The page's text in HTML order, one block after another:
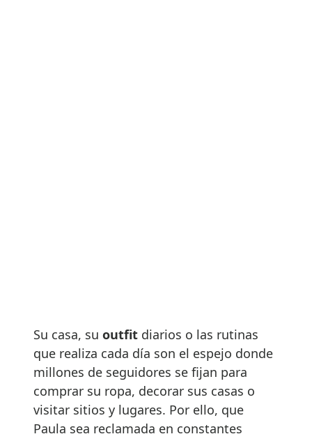
Su casa, su outfit diarios o las rutinas
que realiza cada día son el espejo donde
millones de seguidores se fijan para
comprar su ropa, decorar sus casas o
visitar sitios y lugares. Por ello, que
Paula sea reclamada en constantes